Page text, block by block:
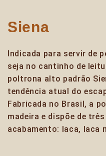
Siena
Indicada para servir de
seja no cantinho de
poltrona alto padrão
tendência atual do
Fabricada no Brasil, a
madeira e dispõe de
acabamento: laca, laca